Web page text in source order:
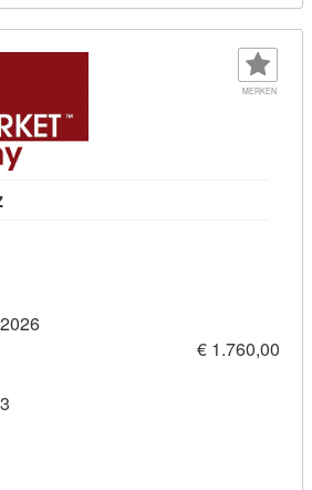
MERKEN
Kursdetail: Office Assistenz
€ 1.760,00